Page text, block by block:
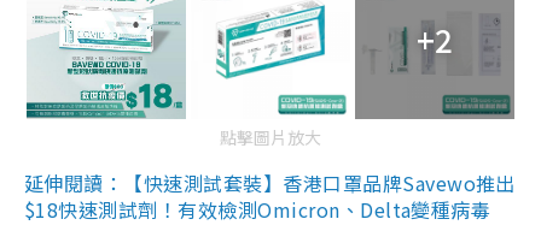
+2
點擊圖片放大
延伸閱讀：【快速測試套裝】香港口罩品牌Savewo推出
$18快速測試劑！有效檢測Omicron、Delta變種病毒